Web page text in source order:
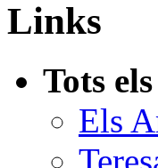
Links
Tots
Els